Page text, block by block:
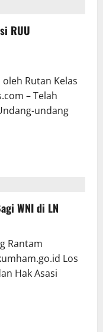
RUU
Rutan Kelas
– Telah
undang
WNI di LN
Rantam
Los
Hak Asasi